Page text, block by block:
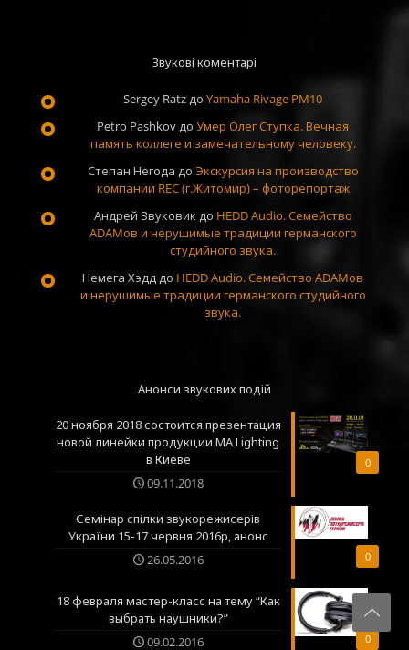
Звукові коментарі
Sergey Ratzдо Yamaha Rivage PM10
Petro Pashkovдо Умер Олег Ступка. Вечная
память коллеге и замечательному человеку.
Степан Негода до Экскурсия на производство
компании REC (г.Житомир) – фоторепортаж
Андрей Звуковик до HEDD Audio. Семейство
ADAMов и нерушимые традиции германского
студийного звука.
Немега Хэдддо HEDD Audio. Семейство ADAMов
и нерушимые традиции германского студийного
звука.
Анонси звукових подій
0
20 ноября 2018 состоится презентация
новой линейки продукции MA Lighting
в Киеве
09.11.2018
0
Семінар спілки звукорежисерів
України 15-17 червня 2016р, анонс
26.05.2016
0
18 февраля мастер-класс на тему “Как
выбрать наушники?”
09.02.2016